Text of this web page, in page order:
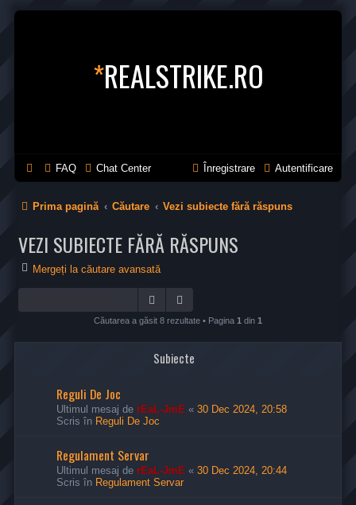
*REALSTRIKE.RO
FAQ Chat Center Autentificare
Înregistrare
Prima pagină Căutare Vezi subiecte fără răspuns
VEZI SUBIECTE FĂRĂ RĂSPUNS
Mergeți la căutare avansată
Căutare
Căutarea a găsit 8 rezultate • Pagina 1 din 1
Subiecte
Reguli De Joc
Ultimul mesaj de rEaL-JmE « 30 Dec 2024, 20:58
Scris în Reguli De Joc
Regulament Servar
Ultimul mesaj de rEaL-JmE « 30 Dec 2024, 20:44
Scris în Regulament Servar